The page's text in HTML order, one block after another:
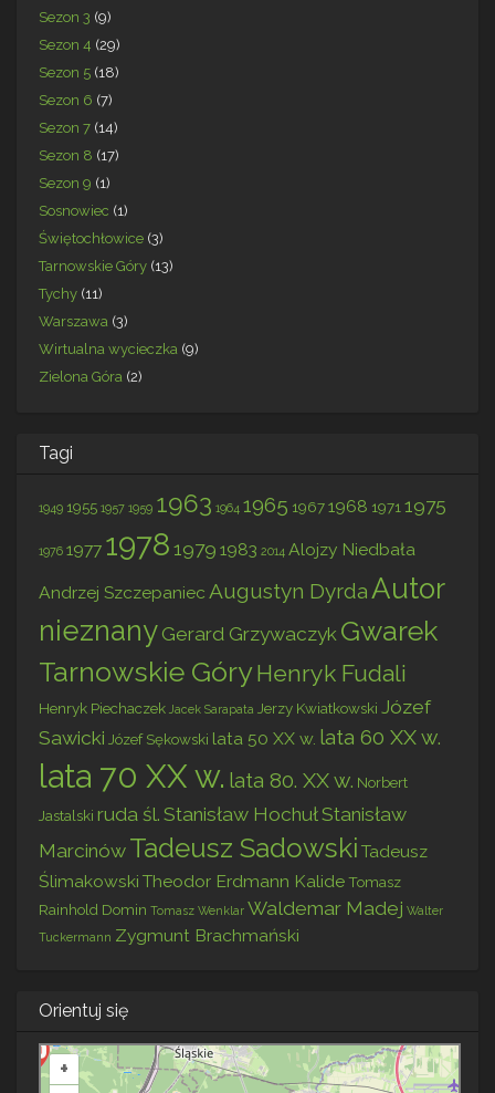
Sezon 3 (9)
Sezon 4 (29)
Sezon 5 (18)
Sezon 6 (7)
Sezon 7 (14)
Sezon 8 (17)
Sezon 9 (1)
Sosnowiec (1)
Świętochłowice (3)
Tarnowskie Góry (13)
Tychy (11)
Warszawa (3)
Wirtualna wycieczka (9)
Zielona Góra (2)
Tagi
1949 1955 1957 1959 1963 1964 1965 19671968 19711975
1976 1977 1978 1979 1983 2014 Alojzy Niedbała
Andrzej Szczepaniec Augustyn DyrdaAutor
nieznany Gerard Grzywaczyk Gwarek
Tarnowskie GóryHenryk Fudali
Henryk Piechaczek Jacek Sarapata Jerzy Kwiatkowski Józef
Sawicki Józef Sękowski lata 50 XX w. lata 60 XX w.
lata 70 XX w. lata 80. XX w. Norbert
Jastalski ruda śl. Stanisław HochułStanisław
Marcinów Tadeusz Sadowski Tadeusz
Ślimakowski Theodor Erdmann KalideTomasz
Rainhold Domin Tomasz Wenklar Waldemar Madej Walter
Tuckermann Zygmunt Brachmański
Orientuj się
+